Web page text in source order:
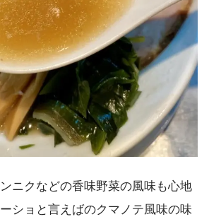
ニクなどの香味野菜の風味も心地
ショと言えばのクマノテ風味の味